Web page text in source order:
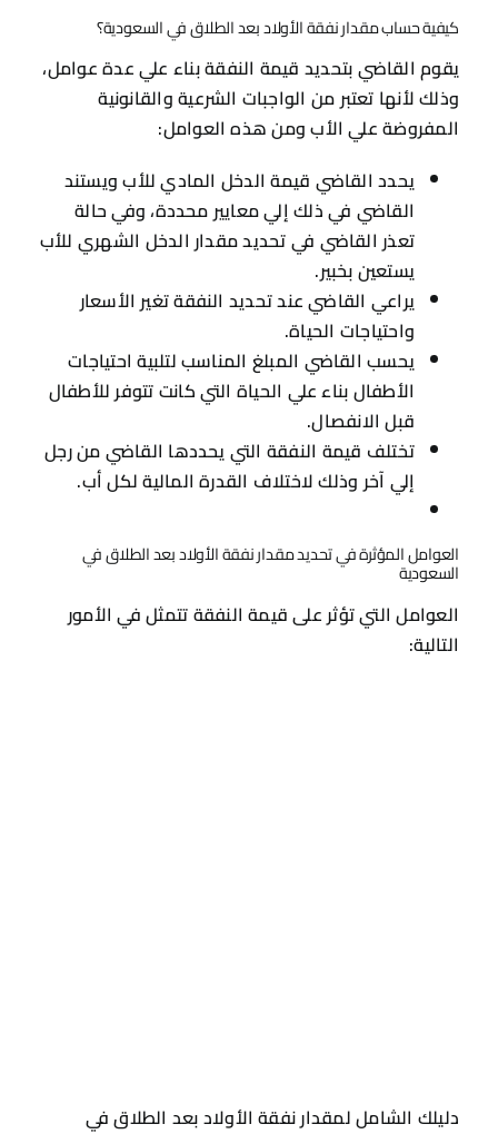
كيفية حساب مقدار نفقة الأولاد بعد الطلاق في السعودية؟
يقوم القاضي بتحديد قيمة النفقة بناء علي عدة عوامل،
وذلك لأنها تعتبر من الواجبات الشرعية والقانونية
المفروضة علي الأب ومن هذه العوامل:
يحدد القاضي قيمة الدخل المادي للأب ويستند
القاضي في ذلك إلي معايير محددة، وفي حالة
تعذر القاضي في تحديد مقدار الدخل الشهري للأب
يستعين بخبير.
يراعي القاضي عند تحديد النفقة تغير الأسعار
واحتياجات الحياة.
يحسب القاضي المبلغ المناسب لتلبية احتياجات
الأطفال بناء علي الحياة التي كانت تتوفر للأطفال
قبل الانفصال.
تختلف قيمة النفقة التي يحددها القاضي من رجل
إلي آخر وذلك لاختلاف القدرة المالية لكل أب.
العوامل المؤثرة في تحديد مقدار نفقة الأولاد بعد الطلاق في
السعودية
العوامل التي تؤثر على قيمة النفقة تتمثل في الأمور
التالية:
الملبس، مصاريف العلاج والتعليم.